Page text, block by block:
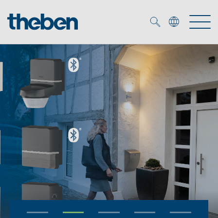
Produkty
KNX
Inteligentny dom
DALI
Czujniki obecności i ruchu
Oprawy LED
Katalogi
Rozwiązania
Rozwiązania
Nowości
Serwis